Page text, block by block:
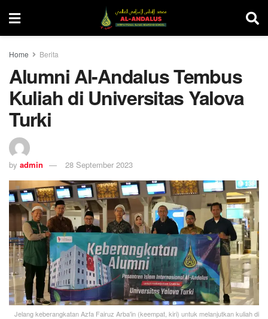
Home Berita
Alumni Al-Andalus Tembus
Kuliah di Universitas Yalova
Turki
by admin 28 September 2023
Jelang keberangkatan Azfa Fairuz Arba'in (keempat, kiri) untuk melanjutkan kuliah di